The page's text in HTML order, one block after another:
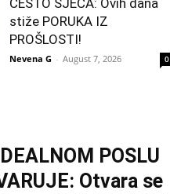
ČESTO SJEĆA: Ovih dana
stiže PORUKA IZ
PROŠLOSTI!
Nevena G - August 7, 2026 0
POSLU
Otvara se